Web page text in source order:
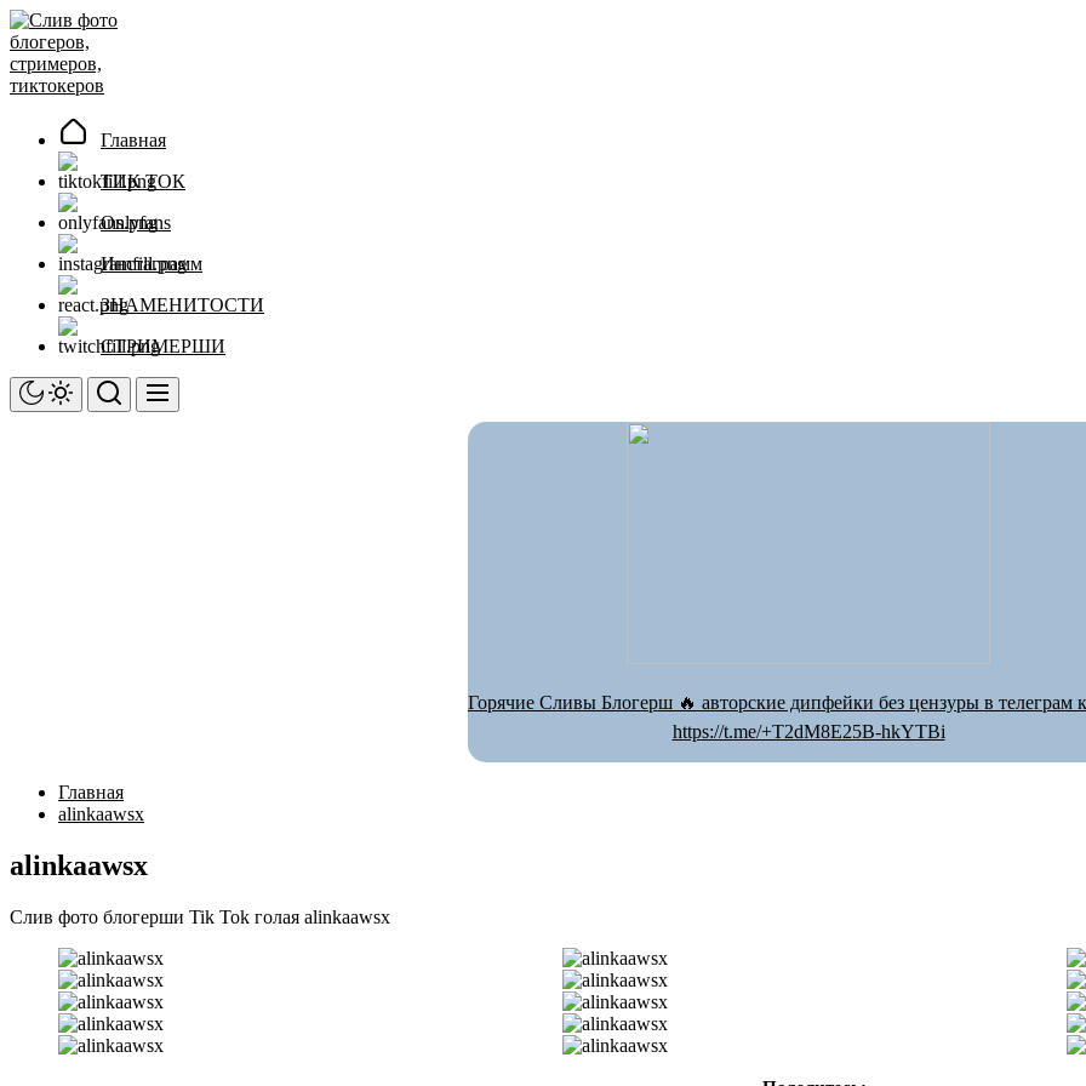
Перейти
к
содержимому
Главная
ТИК ТОК
Onlyfans
Инстаграмм
ЗНАМЕНИТОСТИ
СТРИМЕРШИ
Горячие Сливы Блогерш 🔥 авторские дипфейки без цензуры в телеграм
https://t.me/+T2dM8E25B-hkYTBi
Главная
alinkaawsx
alinkaawsx
Слив фото блогерши Tik Tok голая alinkaawsx